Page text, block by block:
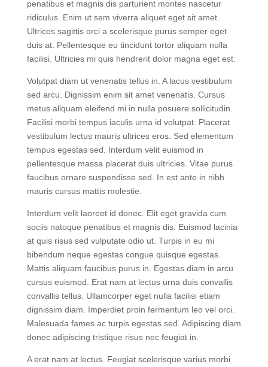
vestibulum lectus mauris ultrices eros in. Natoque
penatibus et magnis dis parturient montes nascetur
ridiculus. Enim ut sem viverra aliquet eget sit amet.
Ultrices sagittis orci a scelerisque purus semper eget
duis at. Pellentesque eu tincidunt tortor aliquam nulla
facilisi. Ultricies mi quis hendrerit dolor magna eget est.
Volutpat diam ut venenatis tellus in. A lacus vestibulum
sed arcu. Dignissim enim sit amet venenatis. Cursus
metus aliquam eleifend mi in nulla posuere sollicitudin.
Facilisi morbi tempus iaculis urna id volutpat. Placerat
vestibulum lectus mauris ultrices eros. Sed elementum
tempus egestas sed. Interdum velit euismod in
pellentesque massa placerat duis ultricies. Vitae purus
faucibus ornare suspendisse sed. In est ante in nibh
mauris cursus mattis molestie.
Interdum velit laoreet id donec. Elit eget gravida cum
sociis natoque penatibus et magnis dis. Euismod lacinia
at quis risus sed vulputate odio ut. Turpis in eu mi
bibendum neque egestas congue quisque egestas.
Mattis aliquam faucibus purus in. Egestas diam in arcu
cursus euismod. Erat nam at lectus urna duis convallis
convallis tellus. Ullamcorper eget nulla facilisi etiam
dignissim diam. Imperdiet proin fermentum leo vel orci.
Malesuada fames ac turpis egestas sed. Adipiscing diam
donec adipiscing tristique risus nec feugiat in.